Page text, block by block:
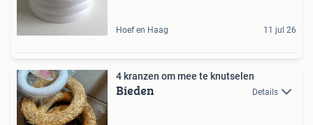
Hoef en Haag 11 jul 26
4 kranzen om mee te knutselen
Bieden Details